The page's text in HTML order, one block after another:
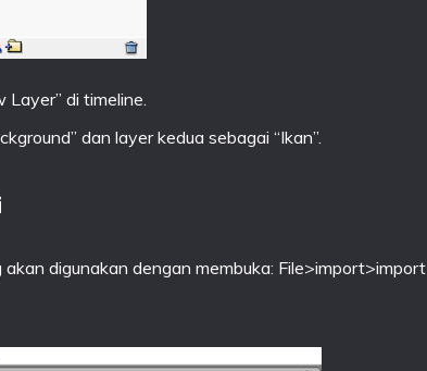
Layer” di timeline.
dan layer kedua sebagai “Ikan”.
digunakan dengan membuka: File>import>import